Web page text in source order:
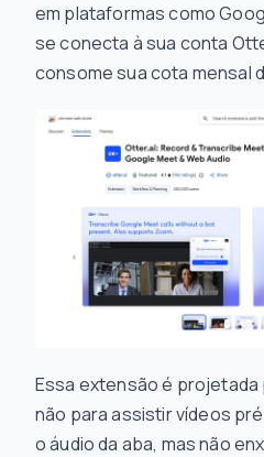
em plataformas como
se conecta à sua conta
consome sua cota mensal
Essa extensão é projetada
não para assistir vídeos
o áudio da aba, mas não